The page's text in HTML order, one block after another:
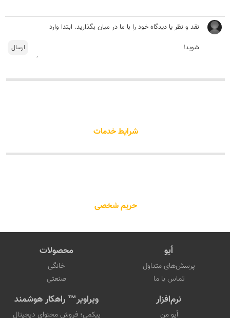
شرایط خدمات
حریم شخصی
اُیو
پرسش‌های متداول
تماس با ما
محصولات
خانگی
صنعتی
نرم‌افزار
اُیو من
ویراویر™ راهکار هوشمند
پیکمی؛ فروش محتوای دیجیتال